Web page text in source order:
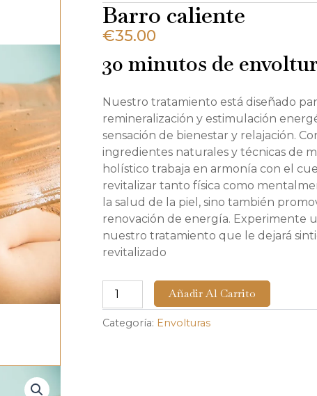
Barro caliente
€35.00
30 minutos de
Nuestro tratamiento está diseñado
remineralización y estimulación
sensación de bienestar y relajación.
ingredientes naturales y técnicas de
holístico trabaja en armonía con el
revitalizar tanto física como
la salud de la piel, sino también
renovación de energía. Experimente
nuestro tratamiento que le dejará
revitalizado
Barro
cantidad
Añadir Al Carrito
Categoría: Envolturas